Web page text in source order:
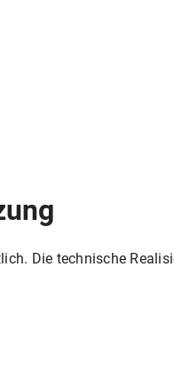
Die technische